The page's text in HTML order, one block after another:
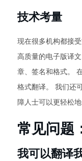
技术考量
现在很多机构都接
高质量的电子版译
章、签名和格式。
格式翻译。 我们还
障人士可以更轻松
常见问题
我可以翻译